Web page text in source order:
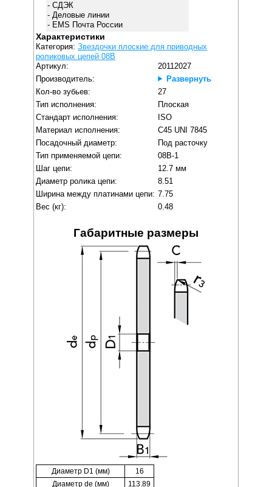
- СДЭК
- Деловые линии
- EMS Почта России
Характеристики
Категория:Звездочки плоские для приводных
роликовых цепей 08B
Артикул:
20112027
Производитель:
Развернуть
Кол-во зубьев:
27
Тип исполнения:
Плоская
Стандарт исполнения:
ISO
Материал исполнения:
C45 UNI 7845
Посадочный диаметр:
Под расточку
Тип применяемой цепи:
08B-1
Шаг цепи:
12.7 мм
Диаметр ролика цепи:
8.51
Ширина между платинами цепи: 7.75
Вес (кг):
0.48
Габаритные размеры
Диаметр D1 (мм)
16
Диаметр de (мм)
113.89